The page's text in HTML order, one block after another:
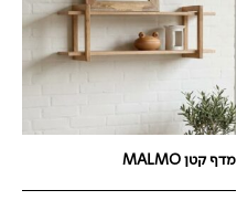
מדף קטן MALMO